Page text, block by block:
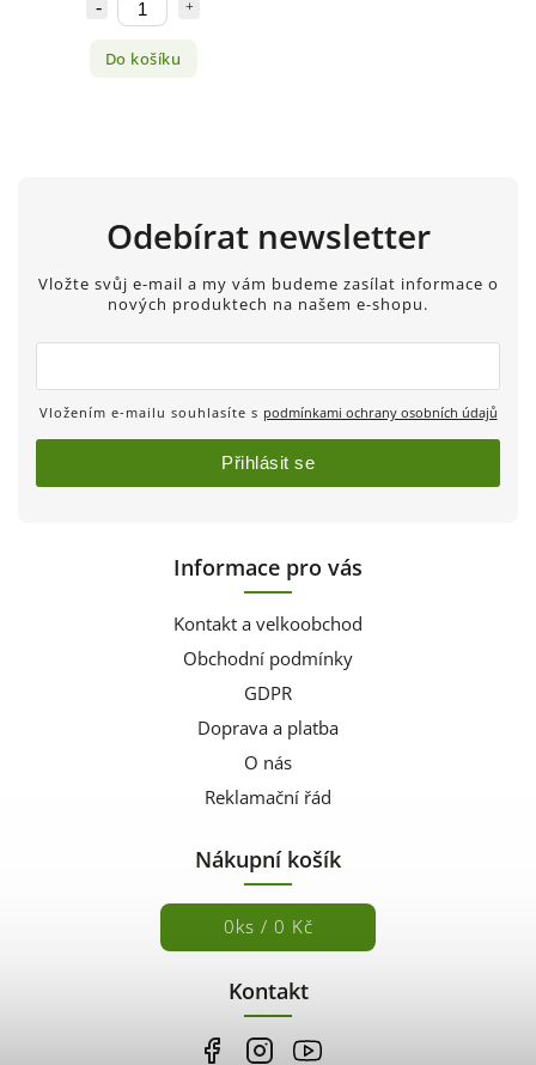
Do košíku
Informace pro vás
Kontakt a velkoobchod
Obchodní podmínky
GDPR
Doprava a platba
O nás
Reklamační řád
Nákupní košík
0ks / 0 Kč
Kontakt
Odebírat newsletter
Vložte svůj e-mail a my vám budeme zasílat informace o
nových produktech na našem e-shopu.
Vložením e-mailu souhlasíte s podmínkami ochrany osobních údajů
Přihlásit se